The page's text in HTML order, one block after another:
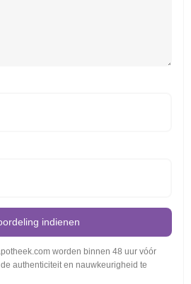
indienen
worden binnen 48 uur vóór
authenticiteit en nauwkeurigheid te